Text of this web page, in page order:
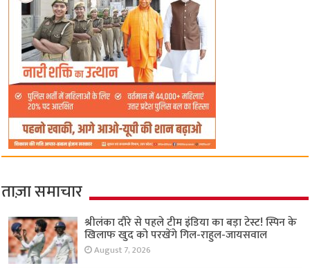
ताज़ा समाचार
श्रीलंका दौरे से पहले टीम इंडिया का बड़ा टेस्ट! स्पिन के
खिलाफ खुद को परखेंगे गिल-राहुल-जायसवाल
August 7, 2026